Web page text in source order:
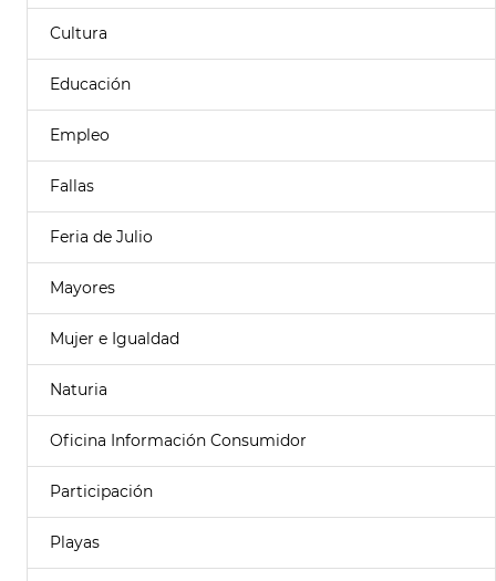
Cultura
Educación
Empleo
Fallas
Feria de Julio
Mayores
Mujer e Igualdad
Naturia
Oficina Información Consumidor
Participación
Playas